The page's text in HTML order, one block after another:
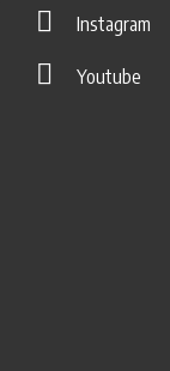
Instagram
Youtube